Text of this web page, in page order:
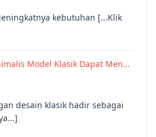
kebutuhan [...Klik
Model Klasik Dapat Men…
desain klasik hadir sebagai